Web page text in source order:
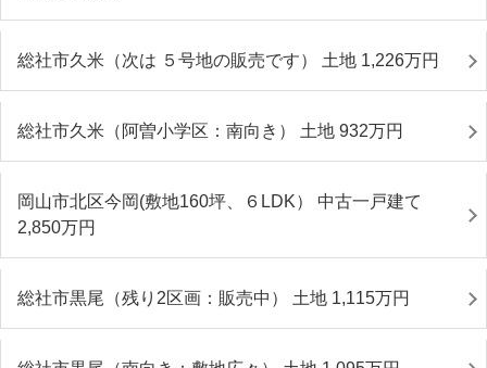
総社市久米（次は ５号地の販売です） 土地 1,226万円
総社市久米（阿曽小学区：南向き） 土地 932万円
岡山市北区今岡(敷地160坪、６LDK） 中古一戸建て
2,850万円
総社市黒尾（残り2区画：販売中） 土地 1,115万円